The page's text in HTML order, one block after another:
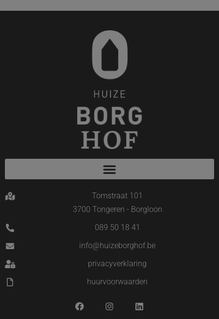
Tomstraat 101
3700 Tongeren - Borgloon
089 50 18 41
info@huizeborghof.be
privacyverklaring
huurvoorwaarden
F
a
I
n
L
i